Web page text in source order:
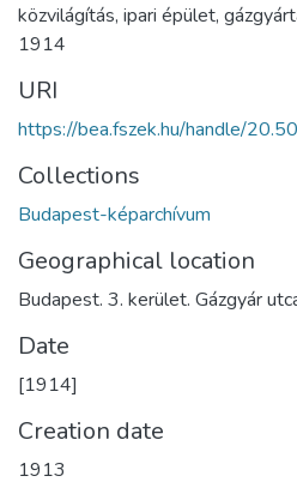
közvilágítás, ipari épület,
1914
URI
https://bea.fszek.hu/handle/
Collections
Budapest-képarchívum
Geographical location
Budapest. 3. kerület. Gázgyár
Date
[1914]
Creation date
1913